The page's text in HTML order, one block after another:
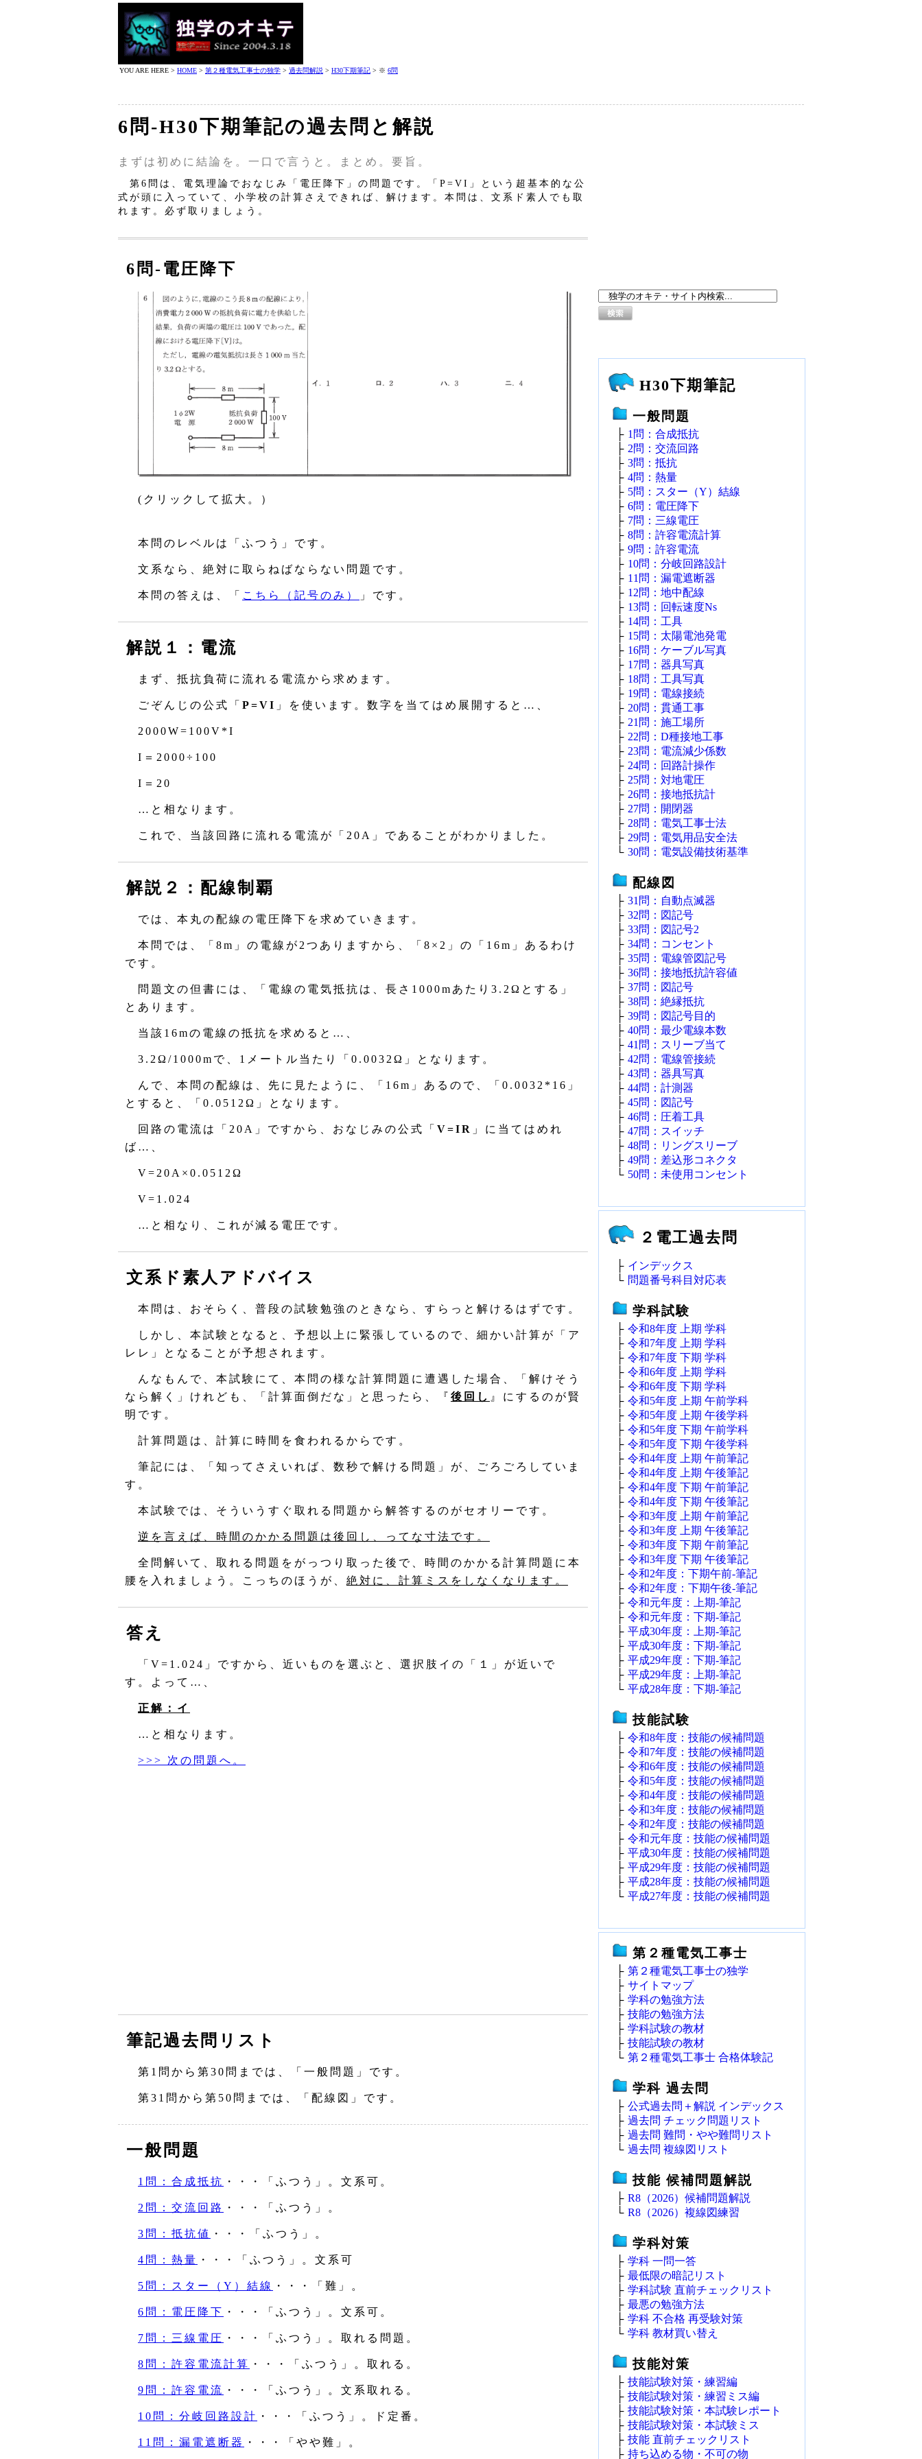
YOU ARE HERE > HOME > 第２種電気工事士の独学 > 過去問解説 > H30下期筆記 > ※ 6問
6問‐H30下期筆記の過去問と解説
まずは初めに結論を。一口で言うと。まとめ。要旨。
第6問は、電気理論でおなじみ「電圧降下」の問題です。「P=VI」という超基本的な公
式が頭に入っていて、小学校の計算さえできれば、解けます。本問は、文系ド素人でも取
れます。必ず取りましょう。
6問‐電圧降下
(クリックして拡大。）
本問のレベルは「ふつう」です。
文系なら、絶対に取らねばならない問題です。
本問の答えは、「 こちら（記号のみ） 」です。
解説１：電流
まず、抵抗負荷に流れる電流から求めます。
ごぞんじの公式「 P=VI 」を使います。数字を当てはめ展開すると…、
2000W=100V*I
I＝2000÷100
I＝20
…と相なります。
これで、当該回路に流れる電流が「20A」であることがわかりました。
解説２：配線制覇
では、本丸の配線の電圧降下を求めていきます。
本問では、「8m」の電線が2つありますから、「8×2」の「16m」あるわけ
です。
問題文の但書には、「電線の電気抵抗は、長さ1000mあたり3.2Ωとする」
とあります。
当該16mの電線の抵抗を求めると…、
3.2Ω/1000mで、1メートル当たり「0.0032Ω」となります。
んで、本問の配線は、先に見たように、「16m」あるので、「0.0032*16」
とすると、「0.0512Ω」となります。
回路の電流は「20A」ですから、おなじみの公式「 V=IR 」に当てはめれ
ば…、
V=20A×0.0512Ω
V=1.024
…と相なり、これが減る電圧です。
文系ド素人アドバイス
本問は、おそらく、普段の試験勉強のときなら、すらっと解けるはずです。
しかし、本試験となると、予想以上に緊張しているので、細かい計算が「ア
レレ」となることが予想されます。
んなもんで、本試験にて、本問の様な計算問題に遭遇した場合、「解けそう
なら解く」けれども、「計算面倒だな」と思ったら、『 後回し 』にするのが賢
明です。
計算問題は、計算に時間を食われるからです。
筆記には、「知ってさえいれば、数秒で解ける問題」が、ごろごろしていま
す。
本試験では、そういうすぐ取れる問題から解答するのがセオリーです。
逆を言えば、時間のかかる問題は後回し、ってな寸法です。
全問解いて、取れる問題をがっつり取った後で、時間のかかる計算問題に本
腰を入れましょう。こっちのほうが、 絶対に、計算ミスをしなくなります。
答え
「V=1.024」ですから、近いものを選ぶと、選択肢イの「１」が近いで
す。よって…、
正解：イ
…と相なります。
>>> 次の問題へ。
筆記過去問リスト
第1問から第30問までは、「一般問題」です。
第31問から第50問までは、「配線図」です。
一般問題
1問：合成抵抗 ・・・「ふつう」。文系可。
2問：交流回路 ・・・「ふつう」。
3問：抵抗値 ・・・「ふつう」。
4問：熱量 ・・・「ふつう」。文系可
5問：スター（Y）結線 ・・・「難」。
6問：電圧降下 ・・・「ふつう」。文系可。
7問：三線電圧 ・・・「ふつう」。取れる問題。
8問：許容電流計算 ・・・「ふつう」。取れる。
9問：許容電流 ・・・「ふつう」。文系取れる。
10問：分岐回路設計 ・・・「ふつう」。ド定番。
11問：漏電遮断器 ・・・「やや難」。
H30下期筆記
一般問題
├ 1問：合成抵抗
├ 2問：交流回路
├ 3問：抵抗
├ 4問：熱量
├ 5問：スター（Y）結線
├ 6問：電圧降下
├ 7問：三線電圧
├ 8問：許容電流計算
├ 9問：許容電流
├ 10問：分岐回路設計
├ 11問：漏電遮断器
├ 12問：地中配線
├ 13問：回転速度Ns
├ 14問：工具
├ 15問：太陽電池発電
├ 16問：ケーブル写真
├ 17問：器具写真
├ 18問：工具写真
├ 19問：電線接続
├ 20問：貫通工事
├ 21問：施工場所
├ 22問：D種接地工事
├ 23問：電流減少係数
├ 24問：回路計操作
├ 25問：対地電圧
├ 26問：接地抵抗計
├ 27問：開閉器
├ 28問：電気工事士法
├ 29問：電気用品安全法
└ 30問：電気設備技術基準
配線図
├ 31問：自動点滅器
├ 32問：図記号
├ 33問：図記号2
├ 34問：コンセント
├ 35問：電線管図記号
├ 36問：接地抵抗許容値
├ 37問：図記号
├ 38問：絶縁抵抗
├ 39問：図記号目的
├ 40問：最少電線本数
├ 41問：スリーブ当て
├ 42問：電線管接続
├ 43問：器具写真
├ 44問：計測器
├ 45問：図記号
├ 46問：圧着工具
├ 47問：スイッチ
├ 48問：リングスリーブ
├ 49問：差込形コネクタ
└ 50問：未使用コンセント
２電工過去問
├ インデックス
└ 問題番号科目対応表
学科試験
├ 令和8年度 上期 学科
├ 令和7年度 上期 学科
├ 令和7年度 下期 学科
├ 令和6年度 上期 学科
├ 令和6年度 下期 学科
├ 令和5年度 上期 午前学科
├ 令和5年度 上期 午後学科
├ 令和5年度 下期 午前学科
├ 令和5年度 下期 午後学科
├ 令和4年度 上期 午前筆記
├ 令和4年度 上期 午後筆記
├ 令和4年度 下期 午前筆記
├ 令和4年度 下期 午後筆記
├ 令和3年度 上期 午前筆記
├ 令和3年度 上期 午後筆記
├ 令和3年度 下期 午前筆記
├ 令和3年度 下期 午後筆記
├ 令和2年度：下期午前‐筆記
├ 令和2年度：下期午後‐筆記
├ 令和元年度：上期‐筆記
├ 令和元年度：下期‐筆記
├ 平成30年度：上期‐筆記
├ 平成30年度：下期‐筆記
├ 平成29年度：下期‐筆記
├ 平成29年度：上期‐筆記
└ 平成28年度：下期‐筆記
技能試験
├ 令和8年度：技能の候補問題
├ 令和7年度：技能の候補問題
├ 令和6年度：技能の候補問題
├ 令和5年度：技能の候補問題
├ 令和4年度：技能の候補問題
├ 令和3年度：技能の候補問題
├ 令和2年度：技能の候補問題
├ 令和元年度：技能の候補問題
├ 平成30年度：技能の候補問題
├ 平成29年度：技能の候補問題
├ 平成28年度：技能の候補問題
└ 平成27年度：技能の候補問題
第２種電気工事士
├ 第２種電気工事士の独学
├ サイトマップ
├ 学科の勉強方法
├ 技能の勉強方法
├ 学科試験の教材
├ 技能試験の教材
└ 第２種電気工事士 合格体験記
学科 過去問
├ 公式過去問＋解説 インデックス
├ 過去問 チェック問題リスト
├ 過去問 難問・やや難問リスト
└ 過去問 複線図リスト
技能 候補問題解説
├ R8（2026）候補問題解説
└ R8（2026）複線図練習
学科対策
├ 学科 一問一答
├ 最低限の暗記リスト
├ 学科試験 直前チェックリスト
├ 最悪の勉強方法
├ 学科 不合格 再受験対策
└ 学科 教材買い替え
技能対策
├ 技能試験対策・練習編
├ 技能試験対策・練習ミス編
├ 技能試験対策・本試験レポート
├ 技能試験対策・本試験ミス
├ 技能 直前チェックリスト
├ 持ち込める物・不可の物